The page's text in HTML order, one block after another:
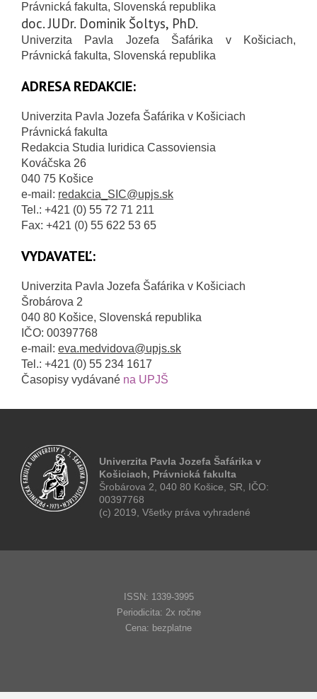
Právnická fakulta, Slovenská republika
doc. JUDr. Dominik Šoltys, PhD.
Univerzita Pavla Jozefa Šafárika v Košiciach,
Právnická fakulta, Slovenská republika
ADRESA REDAKCIE:
Univerzita Pavla Jozefa Šafárika v Košiciach
Právnická fakulta
Redakcia Studia Iuridica Cassoviensia
Kováčska 26
040 75 Košice
e-mail: redakcia_SIC@upjs.sk
Tel.: +421 (0) 55 72 71 211
Fax: +421 (0) 55 622 53 65
VYDAVATEĽ:
Univerzita Pavla Jozefa Šafárika v Košiciach
Šrobárova 2
040 80 Košice, Slovenská republika
IČO: 00397768
e-mail: eva.medvidova@upjs.sk
Tel.: +421 (0) 55 234 1617
Časopisy vydávané na UPJŠ
Univerzita Pavla Jozefa Šafárika v
Košiciach, Právnická fakulta
Šrobárova 2, 040 80 Košice, SR, IČO:
00397768
(c) 2019, Všetky práva vyhradené
ISSN: 1339-3995
Periodicita: 2x ročne
Cena: bezplatne